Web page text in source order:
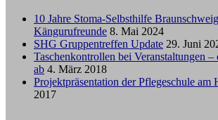
10 Jahre Stoma-Selbsthilfe
Kängurufreunde 8. Mai 2024
SHG Gruppentreffen Update 29. Juni
Taschenkontrollen bei Veranstaltungen
ab 4. März 2018
Projektpräsentation der Pflegeschule am
2017